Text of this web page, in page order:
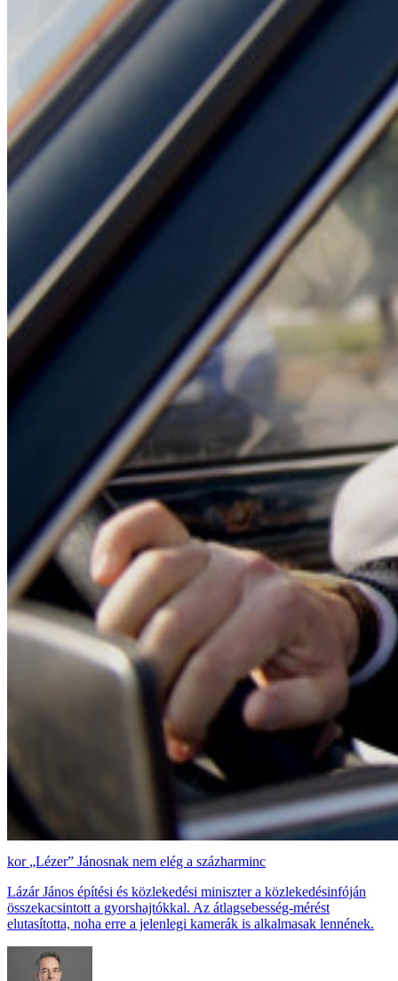
„Lézer” Jánosnak nem elég a százharminc
Lázár János építési és közlekedési miniszter a közlekedésinfóján
összekacsintott a gyorshajtókkal. Az átlagsebesség-mérést
elutasította, noha erre a jelenlegi kamerák is alkalmasak lennének.